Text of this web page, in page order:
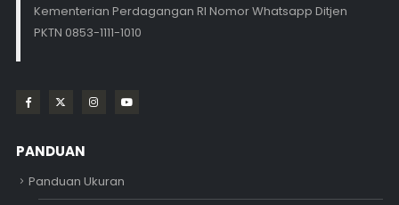
Kementerian Perdagangan RI Nomor Whatsapp Ditjen
PKTN 0853-1111-1010
PANDUAN
Panduan Ukuran